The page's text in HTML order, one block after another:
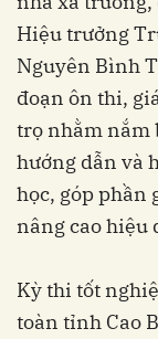
Hiệu trưởng
Nguyên Bình
đoạn ôn thi,
trọ nhằm nắm
hướng dẫn và
học, góp phần
nâng cao hiệu
Kỳ thi tốt
toàn tỉnh Cao